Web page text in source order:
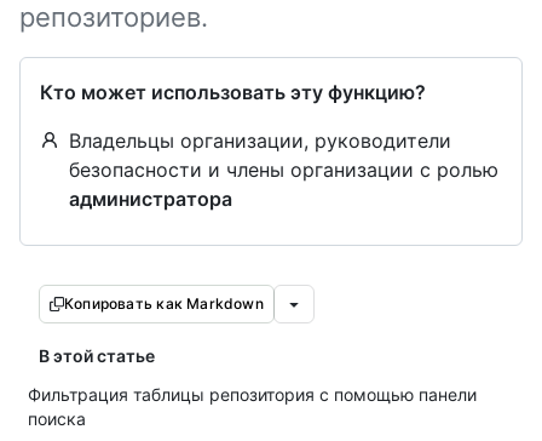
репозиториев.
Кто может использовать эту функцию?
Владельцы организации, руководители
безопасности и члены организации с ролью
администратора
Копировать как Markdown
В этой статье
Фильтрация таблицы репозитория с помощью панели
поиска